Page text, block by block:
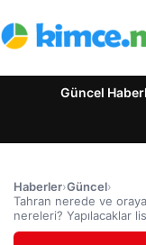
Güncel
Haberler›Güncel›
Tahran nerede ve
nereleri? Yapılacaklar